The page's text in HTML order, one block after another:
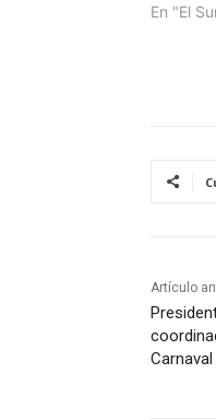
En "El
Artículo